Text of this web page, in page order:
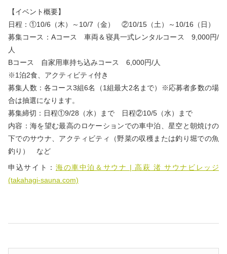
【イベント概要】
日程：①10/6（木）～10/7（金） ②10/15（土）～10/16（日）
募集コース：Aコース 車両＆寝具一式レンタルコース 9,000円/
人
Bコース 自家用車持ち込みコース 6,000円/人
※1泊2食、アクティビティ付き
募集人数：各コース3組6名（1組最大2名まで）※応募者多数の場
合は抽選になります。
募集締切：日程①9/28（水）まで 日程②10/5（水）まで
内容：海を望む最高のロケーションでの車中泊、星空と朝焼けの
下でのサウナ、アクティビティ（野菜の収穫または釣り堀での魚
釣り） など
申込サイト： 海の車中泊＆サウナ | 高萩 渚 サウナビレッジ
(takahagi-sauna.com)